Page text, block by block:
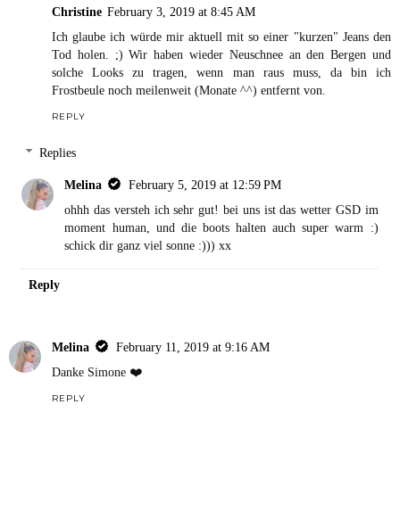
Christine February 3, 2019 at 8:45 AM
Ich glaube ich würde mir aktuell mit so einer "kurzen" Jeans den
Tod holen. ;) Wir haben wieder Neuschnee an den Bergen und
solche Looks zu tragen, wenn man raus muss, da bin ich
Frostbeule noch meilenweit (Monate ^^) entfernt von.
REPLY
Replies
Melina
February 5, 2019 at 12:59 PM
ohhh das versteh ich sehr gut! bei uns ist das wetter GSD im
moment human, und die boots halten auch super warm :)
schick dir ganz viel sonne :))) xx
Reply
Melina
February 11, 2019 at 9:16 AM
Danke Simone ❤️
REPLY